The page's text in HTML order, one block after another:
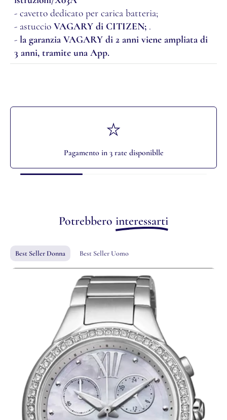
- cavetto dedicato per carica batteria;
- astuccio VAGARY di CITIZEN; .
- la garanzia VAGARY di 2 anni viene ampliata di
3 anni, tramite una App.
Pagamento in 3 rate disponiblle
Potrebbero interessarti
Best Seller Donna Best Seller Uomo